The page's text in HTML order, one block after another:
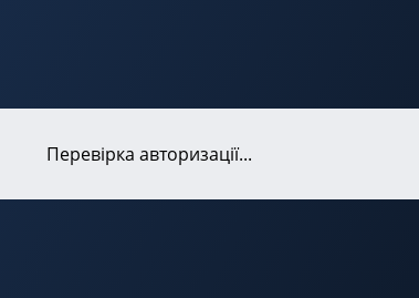
Перевірка авторизації...